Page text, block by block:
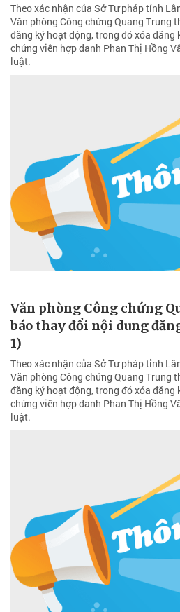
Theo xác nhận của Sở Tư pháp tỉnh
Văn phòng Công chứng Quang Trung
đăng ký hoạt động, trong đó xóa đăng
chứng viên hợp danh Phan Thị Hồng
luật.
Văn phòng Công chứng
báo thay đổi nội dung
1)
Theo xác nhận của Sở Tư pháp tỉnh
Văn phòng Công chứng Quang Trung
đăng ký hoạt động, trong đó xóa đăng
chứng viên hợp danh Phan Thị Hồng
luật.